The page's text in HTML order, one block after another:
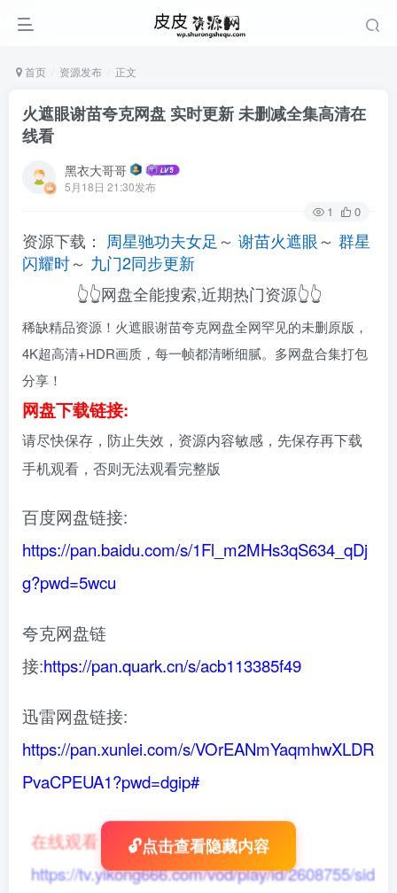
首页 资源发布 正文
火遮眼谢苗夸克网盘 实时更新 未删减全集高清在
线看
黑衣大哥哥
5月18日 21:30发布
1 0
资源下载： 周星驰功夫女足 ～ 谢苗火遮眼～ 群星
闪耀时～ 九门2同步更新
👆👆网盘全能搜索,近期热门资源👆👆
稀缺精品资源！火遮眼谢苗夸克网盘全网罕见的未删原版，
4K超高清+HDR画质，每一帧都清晰细腻。多网盘合集打包
分享！
网盘下载链接:
请尽快保存，防止失效，资源内容敏感，先保存再下载
手机观看，否则无法观看完整版
百度网盘链接:
https://pan.baidu.com/s/1Fl_m2MHs3qS634_qDj
g?pwd=5wcu
夸克网盘链
接:https://pan.quark.cn/s/acb113385f49
迅雷网盘链接:
https://pan.xunlei.com/s/VOrEANmYaqmhwXLDR
PvaCPEUA1?pwd=dgip#
在线观看
https://tv.yikong666.com/vod/play/id/2608755/sid/
🔓点击查看隐藏内容